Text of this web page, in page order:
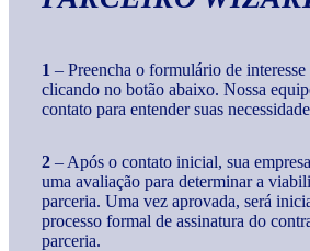
1 – Preencha o formulário de interesse
clicando no botão abaixo. Nossa
contato para entender suas
2 – Após o contato inicial, sua
uma avaliação para determinar a
parceria. Uma vez aprovada, será
processo formal de assinatura do
parceria.